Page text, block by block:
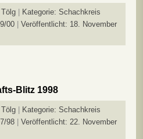
Kategorie: Schachkreis
00
Veröffentlicht: 18. November
Blitz 1998
Kategorie: Schachkreis
98
Veröffentlicht: 22. November